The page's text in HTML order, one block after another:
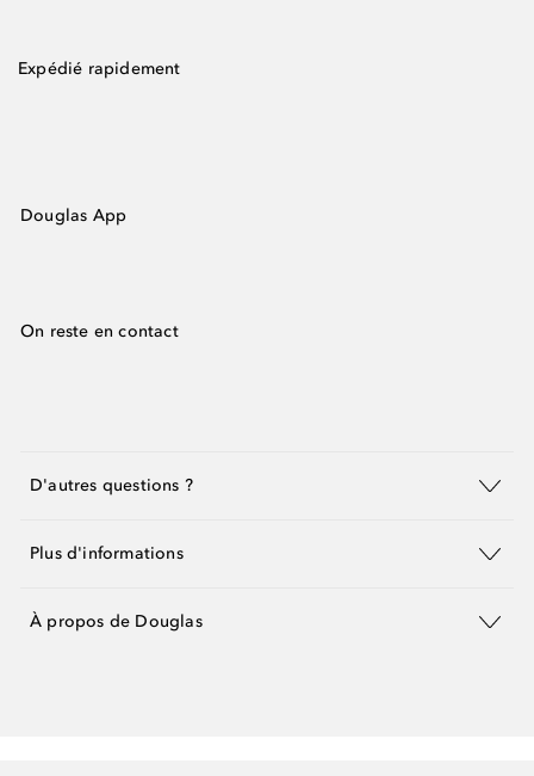
Expédié rapidement
Douglas App
On reste en contact
D'autres questions ?
Plus d'informations
À propos de Douglas